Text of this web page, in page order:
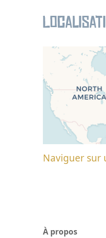
Naviguer sur
À propos